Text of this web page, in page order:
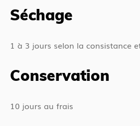
Séchage
1 à 3 jours selon la consistance
Conservation
10 jours au frais